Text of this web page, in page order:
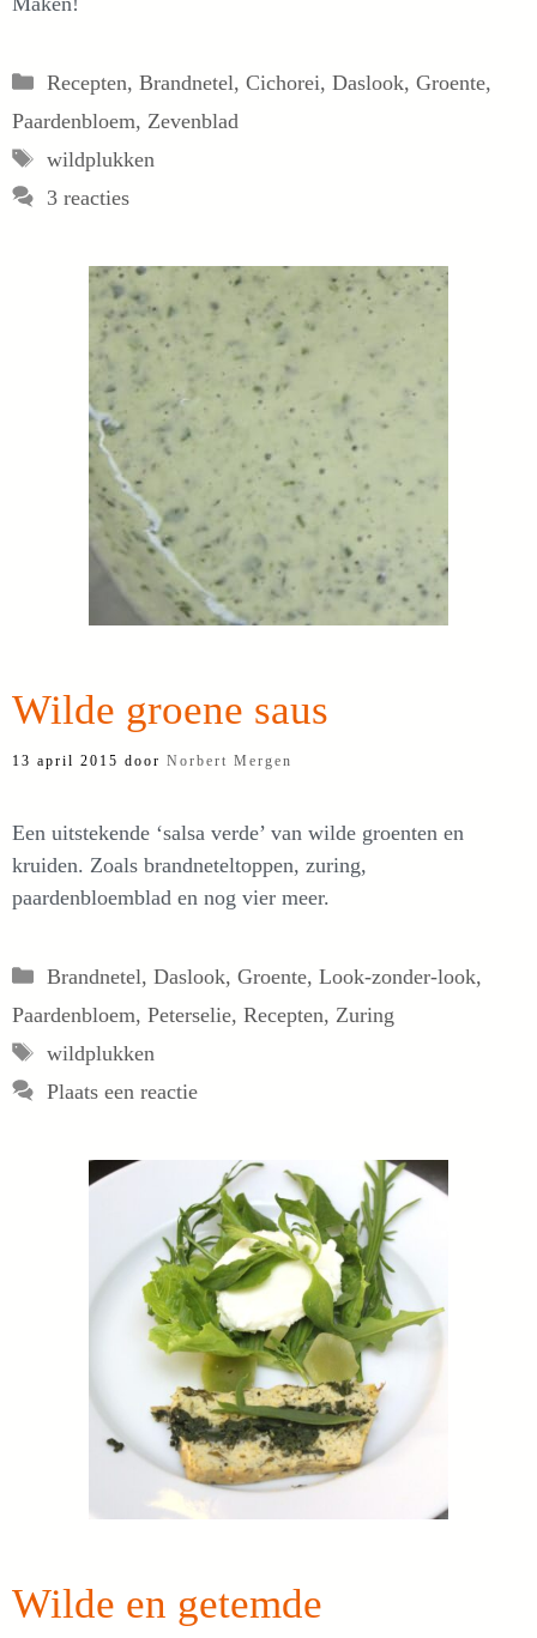
Categorieën
Recepten, Brandnetel, Cichorei, Daslook, Groente,
Paardenbloem, Zevenblad
Tags
wildplukken
3 reacties
Wilde groene saus
13 april 2015 door Norbert Mergen
Een uitstekende ‘salsa verde’ van wilde groenten en
kruiden. Zoals brandneteltoppen, zuring,
paardenbloemblad en nog vier meer.
Categorieën
Brandnetel, Daslook, Groente, Look-zonder-look,
Paardenbloem, Peterselie, Recepten, Zuring
Tags
wildplukken
Plaats een reactie
Wilde en getemde